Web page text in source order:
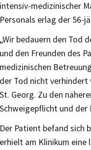
intensiv-medizinischer
Personals erlag der 56-
„Wir bedauern den Tod
und den Freunden des
medizinischen
der Tod nicht verhindert
St. Georg. Zu den
Schweigepflicht und der
Der Patient befand sich
erhielt am Klinikum